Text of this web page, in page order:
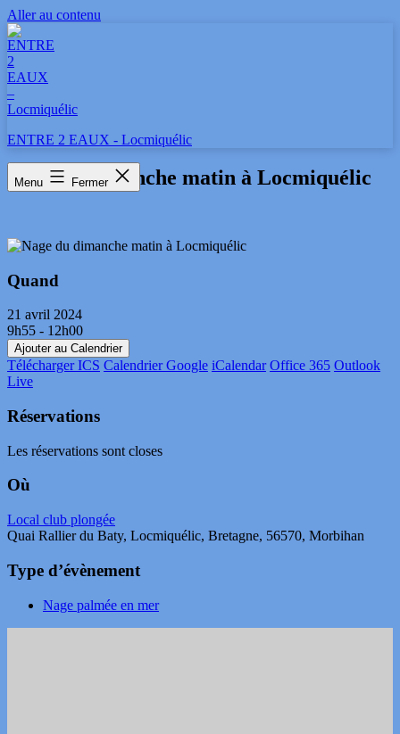
Aller au contenu
ENTRE 2 EAUX - Locmiquélic
Menu Fermer
Nage du dimanche matin à Locmiquélic
Quand
21 avril 2024
9h55 - 12h00
Ajouter au Calendrier
Télécharger ICS Calendrier Google iCalendar Office 365 Outlook
Live
Réservations
Les réservations sont closes
Où
Local club plongée
Quai Rallier du Baty, Locmiquélic, Bretagne, 56570, Morbihan
Type d’évènement
Nage palmée en mer